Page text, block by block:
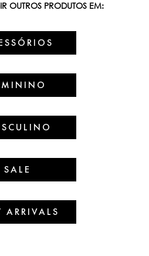
OUTROS PRODUTOS EM:
SALE
ARRIVALS